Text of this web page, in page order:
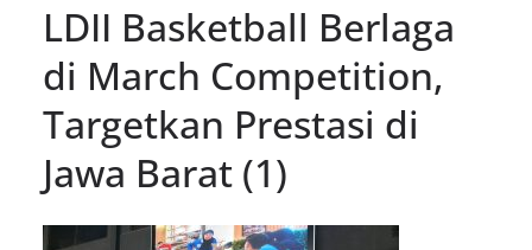
LDII Basketball Berlaga
di March Competition,
Targetkan Prestasi di
Jawa Barat (1)